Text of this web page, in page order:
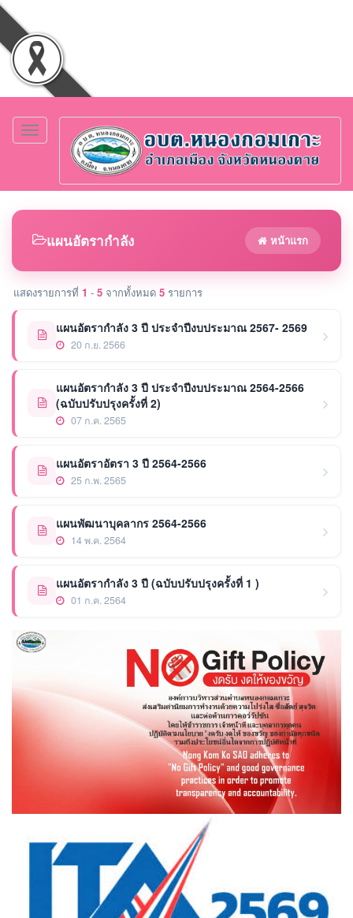
Toggle
navigation
แผนอัตรากำลัง หน้าแรก
แสดงรายการที่ 1 - 5 จากทั้งหมด 5 รายการ
แผนอัตรากำลัง 3 ปี ประจำปีงบประมาณ 2567- 2569
20 ก.ย. 2566
แผนอัตรากำลัง 3 ปี ประจำปีงบประมาณ 2564-2566
(ฉบับปรับปรุงครั้งที่ 2)
07 ก.ค. 2565
แผนอัตราอัตรา 3 ปี 2564-2566
25 ก.พ. 2565
แผนพัฒนาบุคลากร 2564-2566
14 พ.ค. 2564
แผนอัตรากำลัง 3 ปี (ฉบับปรับปรุงครั้งที่ 1 )
01 ก.ค. 2564